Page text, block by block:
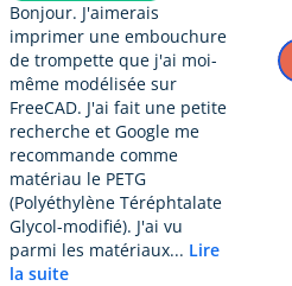
Bonjour. J'aimerais
imprimer une embouchure
de trompette que j'ai moi-
même modélisée sur
FreeCAD. J'ai fait une petite
recherche et Google me
recommande comme
matériau le PETG
(Polyéthylène Téréphtalate
Glycol-modifié). J'ai vu
parmi les matériaux... Lire
la suite